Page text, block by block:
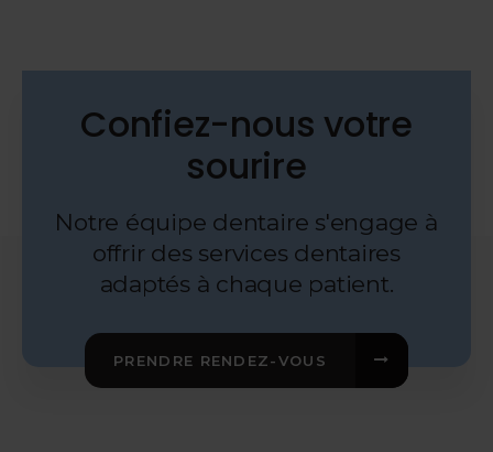
Confiez-nous votre
sourire
Notre équipe dentaire s'engage à
offrir des services dentaires
adaptés à chaque patient.
PRENDRE RENDEZ-VOUS